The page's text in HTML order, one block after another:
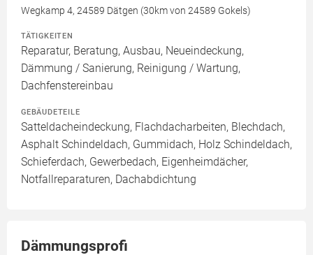
Wegkamp 4, 24589 Dätgen (30km von 24589 Gokels)
TÄTIGKEITEN
Reparatur, Beratung, Ausbau, Neueindeckung,
Dämmung / Sanierung, Reinigung / Wartung,
Dachfenstereinbau
GEBÄUDETEILE
Satteldacheindeckung, Flachdacharbeiten, Blechdach,
Asphalt Schindeldach, Gummidach, Holz Schindeldach,
Schieferdach, Gewerbedach, Eigenheimdächer,
Notfallreparaturen, Dachabdichtung
Dämmungsprofi